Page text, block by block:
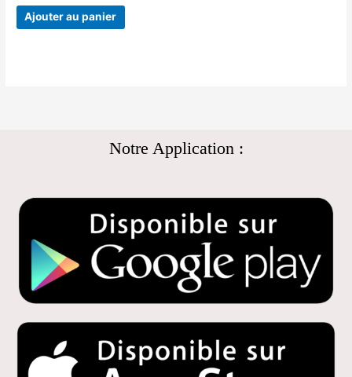
Ajouter au panier
Notre Application :